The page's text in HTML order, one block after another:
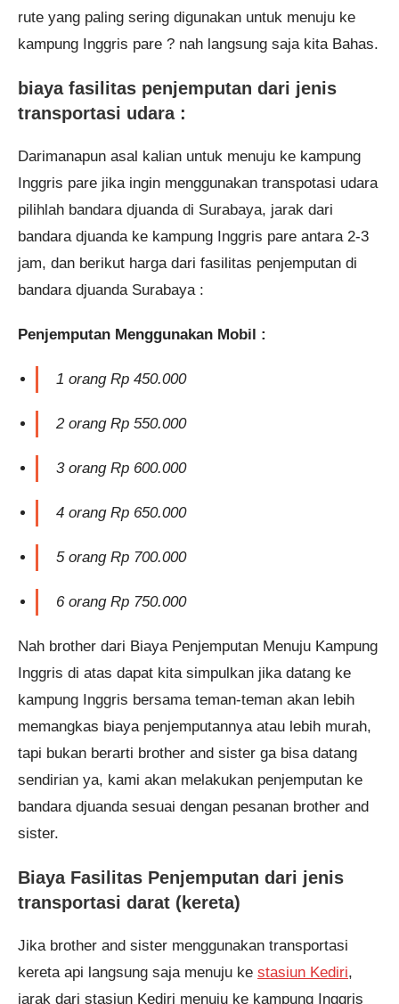
rute yang paling sering digunakan untuk menuju ke
kampung Inggris pare ? nah langsung saja kita Bahas.
biaya fasilitas penjemputan dari jenis
transportasi udara :
Darimanapun asal kalian untuk menuju ke kampung
Inggris pare jika ingin menggunakan transpotasi udara
pilihlah bandara djuanda di Surabaya, jarak dari
bandara djuanda ke kampung Inggris pare antara 2-3
jam, dan berikut harga dari fasilitas penjemputan di
bandara djuanda Surabaya :
Penjemputan Menggunakan Mobil :
1 orang Rp 450.000
2 orang Rp 550.000
3 orang Rp 600.000
4 orang Rp 650.000
5 orang Rp 700.000
6 orang Rp 750.000
Nah brother dari Biaya Penjemputan Menuju Kampung
Inggris di atas dapat kita simpulkan jika datang ke
kampung Inggris bersama teman-teman akan lebih
memangkas biaya penjemputannya atau lebih murah,
tapi bukan berarti brother and sister ga bisa datang
sendirian ya, kami akan melakukan penjemputan ke
bandara djuanda sesuai dengan pesanan brother and
sister.
Biaya Fasilitas Penjemputan dari jenis
transportasi darat (kereta)
Jika brother and sister menggunakan transportasi
kereta api langsung saja menuju ke stasiun Kediri,
jarak dari stasiun Kediri menuju ke kampung Inggris